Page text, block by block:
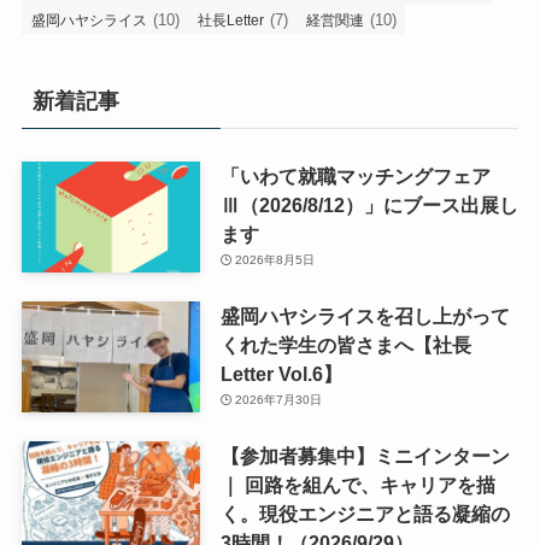
盛岡ハヤシライス (10) 社長Letter (7) 経営関連 (10)
新着記事
「いわて就職マッチングフェア
Ⅲ（2026/8/12）」にブース出展し
ます
2026年8月5日
盛岡ハヤシライスを召し上がって
くれた学生の皆さまへ【社長
Letter Vol.6】
2026年7月30日
【参加者募集中】ミニインターン
｜ 回路を組んで、キャリアを描
く。現役エンジニアと語る凝縮の